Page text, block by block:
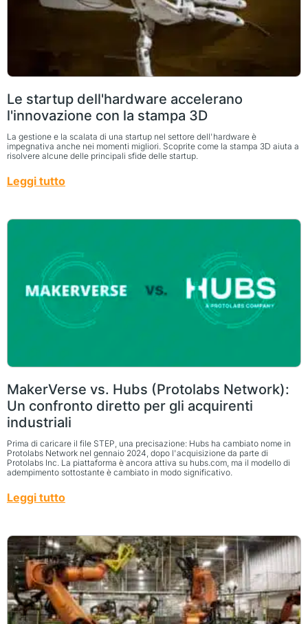
Le startup dell'hardware accelerano
l'innovazione con la stampa 3D
La gestione e la scalata di una startup nel settore dell'hardware è
impegnativa anche nei momenti migliori. Scoprite come la stampa 3D aiuta a
risolvere alcune delle principali sfide delle startup.
Leggi tutto
MakerVerse vs. Hubs (Protolabs Network):
Un confronto diretto per gli acquirenti
industriali
Prima di caricare il file STEP, una precisazione: Hubs ha cambiato nome in
Protolabs Network nel gennaio 2024, dopo l'acquisizione da parte di
Protolabs Inc. La piattaforma è ancora attiva su hubs.com, ma il modello di
adempimento sottostante è cambiato in modo significativo.
Leggi tutto